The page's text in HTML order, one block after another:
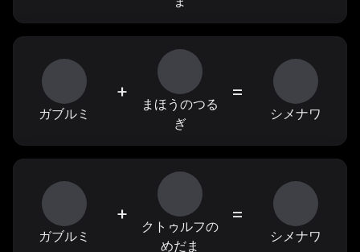
ガブルミ
+
まほうのつる
ぎ
=
シメナワ
ガブルミ
+
クトゥルフの
めだま
=
シメナワ